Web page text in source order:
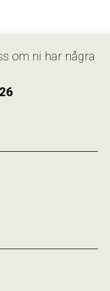
om ni har några